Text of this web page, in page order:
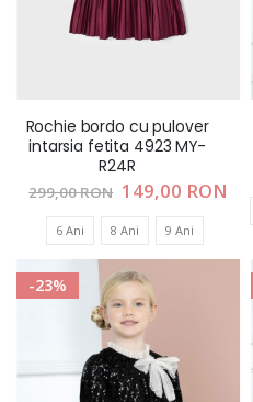
Rochie bordo cu pulover
intarsia fetita 4923 MY-
R24R
299,00 RON Pret
special
149,00 RON
6 Ani 8 Ani 9 Ani
-23%